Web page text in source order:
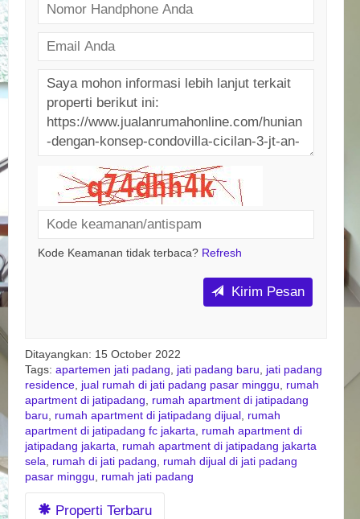
Kode Keamanan tidak terbaca? Refresh
Kirim Pesan
Ditayangkan: 15 October 2022
Tags: apartemen jati padang jati padang baru
jati padang
residence jual rumah di jati padang pasar minggu
rumah
apartment di jatipadang
rumah apartment di jatipadang
baru
rumah apartment di jatipadang dijual rumah
apartment di jatipadang fc jakarta
rumah apartment di
jatipadang jakarta
rumah apartment di jatipadang jakarta
sela
rumah di jati padang
rumah dijual di jati padang
pasar minggu
rumah jati padang
Properti Terbaru